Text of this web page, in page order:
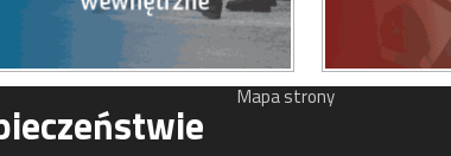
Mapa strony